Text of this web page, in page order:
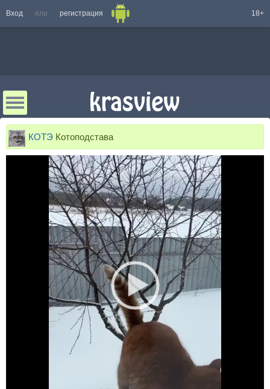
Вход или регистрация 18+
КОТЭ Котоподстава